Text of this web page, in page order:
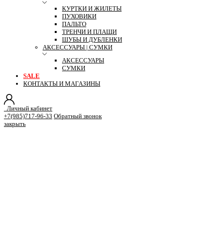
КУРТКИ И ЖИЛЕТЫ
ПУХОВИКИ
ПАЛЬТО
ТРЕНЧИ И ПЛАЩИ
ШУБЫ И ДУБЛЕНКИ
АКСЕССУАРЫ | СУМКИ
АКСЕССУАРЫ
СУМКИ
SALE
КОНТАКТЫ И МАГАЗИНЫ
Личный кабинет
+7(985)717-96-33 Обратный звонок
закрыть